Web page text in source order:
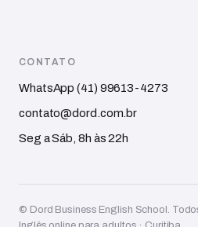
CONTATO
WhatsApp (41) 99613-4273
contato@dord.com.br
Seg a Sáb, 8h às 22h
© Dord Business English School.